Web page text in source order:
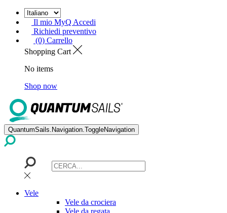
Il mio MyQ Accedi
Richiedi preventivo
(0) Carrello
Shopping Cart
No items
Shop now
QuantumSails.Navigation.ToggleNavigation
Vele
Vele da crociera
Vele da regata